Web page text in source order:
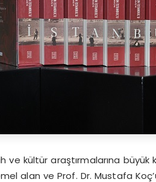
ve kültür araştırmalarına
alan ve Prof. Dr. Mustafa